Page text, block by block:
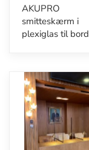
AKUPRO
smitteskærm i
plexiglas til bord